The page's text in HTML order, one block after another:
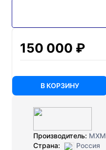
150 000 ₽
В КОРЗИНУ
Производитель: МХМ
Страна:
Россия